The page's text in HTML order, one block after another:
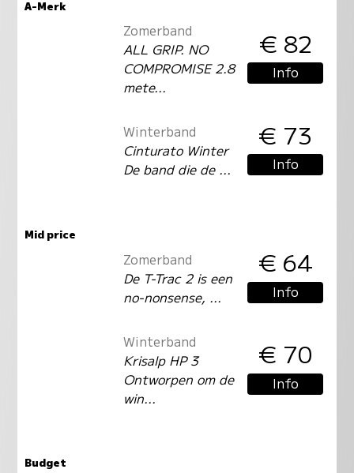
A-Merk
Zomerband
ALL GRIP. NO
COMPROMISE 2.8
mete...
€ 82
Info
Winterband
Cinturato Winter
De band die de ...
€ 73
Info
Mid price
Zomerband
De T-Trac 2 is een
no-nonsense, ...
€ 64
Info
Winterband
Krisalp HP 3
Ontworpen om de
win...
€ 70
Info
Budget